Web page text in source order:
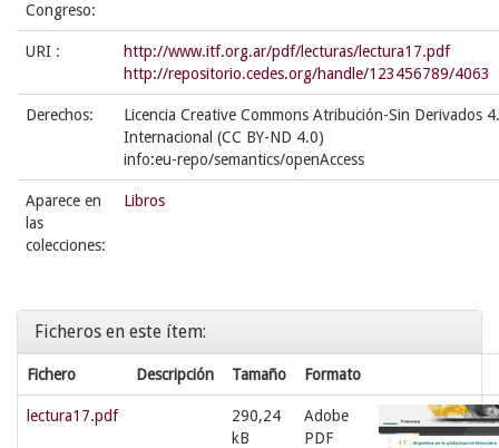
Congreso:
URI :
http://www.itf.org.ar/pdf/lecturas/lectura17.pdf
http://repositorio.cedes.org/handle/123456789/4063
Derechos:
Licencia Creative Commons Atribución-Sin Derivados
Internacional (CC BY-ND 4.0)
info:eu-repo/semantics/openAccess
Aparece en
las
colecciones:
Libros
Ficheros en este ítem:
Fichero Descripción Tamaño Formato
lectura17.pdf
290,24
kB
Adobe
PDF